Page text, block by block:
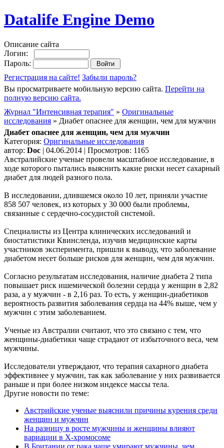
Datalife Engine Demo
Описание сайта
Логин:
Пароль:
Регистрация на сайте! Забыли пароль?
Вы просматриваете мобильную версию сайта. Перейти на
полную версию сайта.
Журнал "Интенсивная терапия" » Оригинальные
исследования » Диабет опаснее для женщин, чем для мужчин
Диабет опаснее для женщин, чем для мужчин
Категория: Оригинальные исследования
автор: Doc | 04.06.2014 | Просмотров: 1165
Австралийские ученые провели масштабное исследование, в
ходе которого пытались выяснить какие риски несет сахарный
диабет для людей разного пола.
В исследовании, длившемся около 10 лет, приняли участие
858 507 человек, из которых у 30 000 были проблемы,
связанные с сердечно-сосудистой системой.
Специалисты из Центра клинических исследований и
биостатистики Квинсленда, изучив медицинские карты
участников эксперимента, пришли к выводу, что заболевание
диабетом несет больше рисков для женщин, чем для мужчин.
Согласно результатам исследования, наличие диабета 2 типа
повышает риск ишемической болезни сердца у женщин в 2,82
раза, а у мужчин - в 2,16 раз. То есть, у женщин-диабетиков
вероятность развития заболевания сердца на 44% выше, чем у
мужчин с этим заболеванием.
Ученые из Австралии считают, что это связано с тем, что
женщины-диабетики чаще страдают от избыточного веса, чем
мужчины.
Исследователи утверждают, что терапия сахарного диабета
эффективнее у мужчин, так как заболевание у них развивается
раньше и при более низком индексе массы тела.
Другие новости по теме:
Австрийские ученые выяснили причины курения среди
женщин и мужчин
На разницу в росте мужчины и женщины влияют
вариации в Х-хромосоме
В Британии от рака чаще умирают мужчины, чем